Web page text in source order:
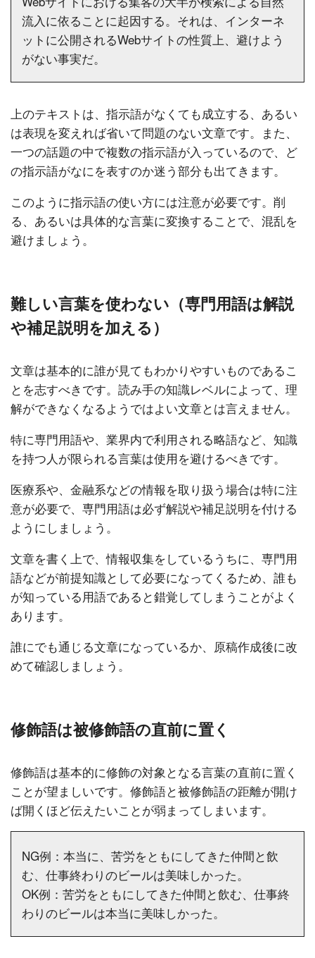
流入に依ることに起因する。それは、インターネ
ットに公開されるWebサイトの性質上、避けよう
がない事実だ。
上のテキストは、指示語がなくても成立する、あるい
は表現を変えれば省いて問題のない文章です。また、
一つの話題の中で複数の指示語が入っているので、ど
の指示語がなにを表すのか迷う部分も出てきます。
このように指示語の使い方には注意が必要です。削
る、あるいは具体的な言葉に変換することで、混乱を
避けましょう。
難しい言葉を使わない（専門用語は解説
や補足説明を加える）
文章は基本的に誰が見てもわかりやすいものであるこ
とを志すべきです。読み手の知識レベルによって、理
解ができなくなるようではよい文章とは言えません。
特に専門用語や、業界内で利用される略語など、知識
を持つ人が限られる言葉は使用を避けるべきです。
医療系や、金融系などの情報を取り扱う場合は特に注
意が必要で、専門用語は必ず解説や補足説明を付ける
ようにしましょう。
文章を書く上で、情報収集をしているうちに、専門用
語などが前提知識として必要になってくるため、誰も
が知っている用語であると錯覚してしまうことがよく
あります。
誰にでも通じる文章になっているか、原稿作成後に改
めて確認しましょう。
修飾語は被修飾語の直前に置く
修飾語は基本的に修飾の対象となる言葉の直前に置く
ことが望ましいです。修飾語と被修飾語の距離が開け
ば開くほど伝えたいことが弱まってしまいます。
NG例：本当に、苦労をともにしてきた仲間と飲
む、仕事終わりのビールは美味しかった。
OK例：苦労をともにしてきた仲間と飲む、仕事終
わりのビールは本当に美味しかった。